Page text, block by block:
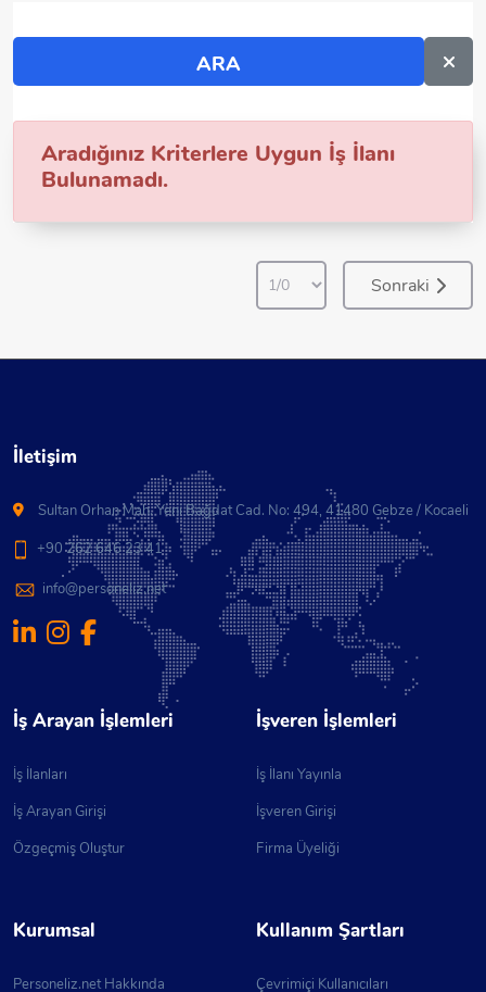
Aradığınız Kriterlere Uygun İş İlanı
Bulunamadı.
Sonraki
İletişim
Sultan Orhan Mah. Yeni Bağdat Cad. No: 494, 41480 Gebze / Kocaeli
+90 262 646 23 41
info@personeliz.net
İş Arayan İşlemleri
İş İlanları
İş Arayan Girişi
Özgeçmiş Oluştur
İşveren İşlemleri
İş İlanı Yayınla
İşveren Girişi
Firma Üyeliği
Kurumsal
Personeliz.net Hakkında
Kullanım Şartları
Çevrimiçi Kullanıcıları